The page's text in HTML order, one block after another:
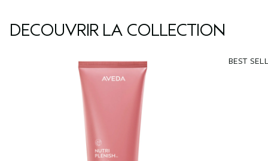
DÉCOUVRIR LA COLLECTION
BEST